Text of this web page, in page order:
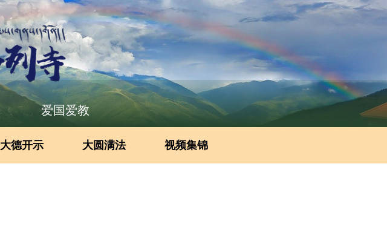
爱国爱教
大德开示 大圆满法 视频集锦